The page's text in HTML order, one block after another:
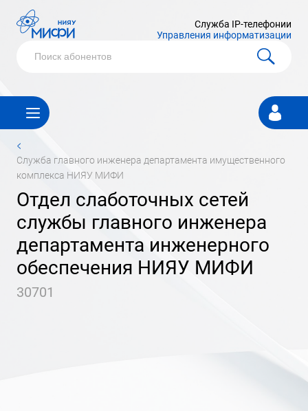
Служба IP-телефонии
Управления информатизации
Личный
кабинет
<
служба главного инженера департамента имущественного
комплекса НИЯУ МИФИ
отдел слаботочных сетей
службы главного инженера
департамента инженерного
обеспечения НИЯУ МИФИ
30701